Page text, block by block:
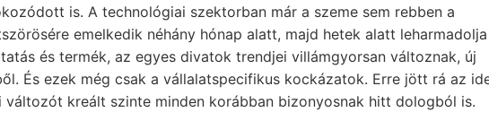
is. A technológiai szektorban már a szeme sem rebben a
emelkedik néhány hónap alatt, majd hetek alatt
és termék, az egyes divatok trendjei villámgyorsan változnak, új
És ezek még csak a vállalatspecifikus kockázatok. Erre jött rá az
változót kreált szinte minden korábban bizonyosnak hitt dologból is.